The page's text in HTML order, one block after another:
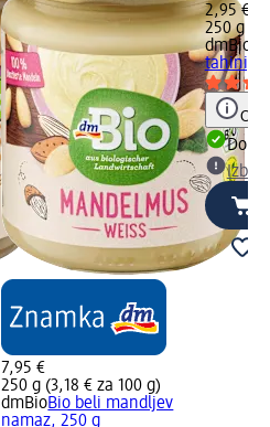
7,95 €
250 g (3,18 € za 100 g)
dmBioBio beli mandljev
namaz, 250 g
2,95 €
250 g
dmBio
tahini,